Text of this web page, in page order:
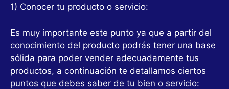
1) Conocer tu producto o servicio:
Es muy importante este punto ya que a partir del
conocimiento del producto podrás tener una base
sólida para poder vender adecuadamente tus
productos, a continuación te detallamos ciertos
puntos que debes saber de tu bien o servicio: